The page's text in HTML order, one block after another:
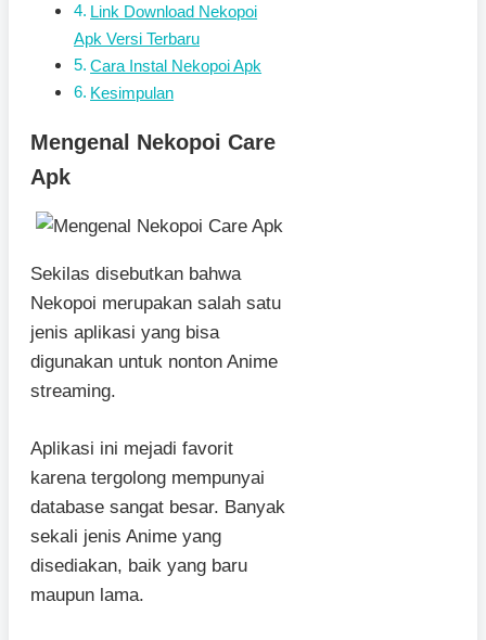
Link Download Nekopoi
Apk Versi Terbaru
Cara Instal Nekopoi Apk
Kesimpulan
Mengenal Nekopoi Care
Apk
Sekilas disebutkan bahwa
Nekopoi merupakan salah satu
jenis aplikasi yang bisa
digunakan untuk nonton Anime
streaming.
Aplikasi ini mejadi favorit
karena tergolong mempunyai
database sangat besar. Banyak
sekali jenis Anime yang
disediakan, baik yang baru
maupun lama.